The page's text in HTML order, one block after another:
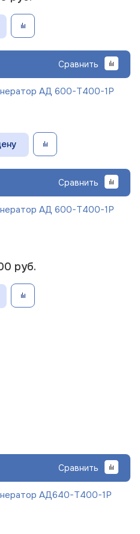
Сравнить
АД 600-Т400-1Р
Сравнить
АД 600-Т400-1Р
руб.
Сравнить
АД640-Т400-1Р